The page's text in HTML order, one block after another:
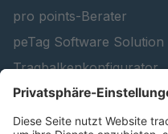
pro points-Berater
peTag Software Solution
Tragbalkenkonfigurator